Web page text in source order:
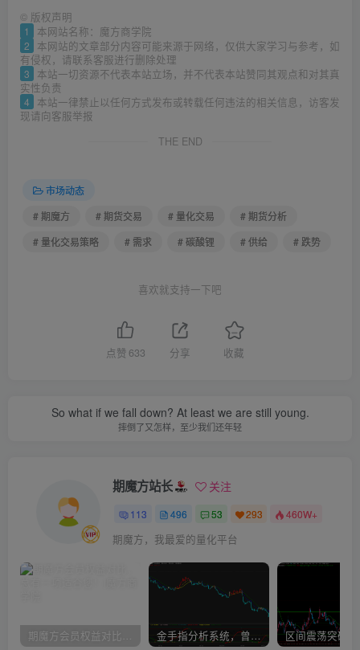
© 版权声明
1 本网站名称：魔方商学院
2
本网站的文章部分内容可能来源于网络，仅供大家学习与参考，如
有侵权，请联系客服进行删除处理
3
本站一切资源不代表本站立场，并不代表本站赞同其观点和对其真
实性负责
4
本站一律禁止以任何方式发布或转载任何违法的相关信息，访客发
现请向客服举报
THE END
市场动态
# 期魔方
# 期货交易 # 量化交易
# 期货分析
# 量化交易策略
# 需求 # 碳酸锂 # 供给 # 跌势
喜欢就支持一下吧
点赞 633 分享 收藏
So what if we fall down? At least we are still young.
摔倒了又怎样，至少我们还年轻
期魔方站长 关注
113 496 53 293 460W+
期魔方，我最爱的量化平台
期魔方会员权益对比，总有一项适合您！ 金手指分析系统，曾经市场价39800